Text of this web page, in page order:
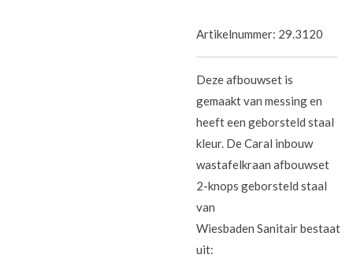
Artikelnummer: 29.3120
Deze afbouwset is
gemaakt van messing en
heeft een geborsteld staal
kleur. De Caral inbouw
wastafelkraan afbouwset
2-knops geborsteld staal
van
Wiesbaden Sanitair bestaat
uit: